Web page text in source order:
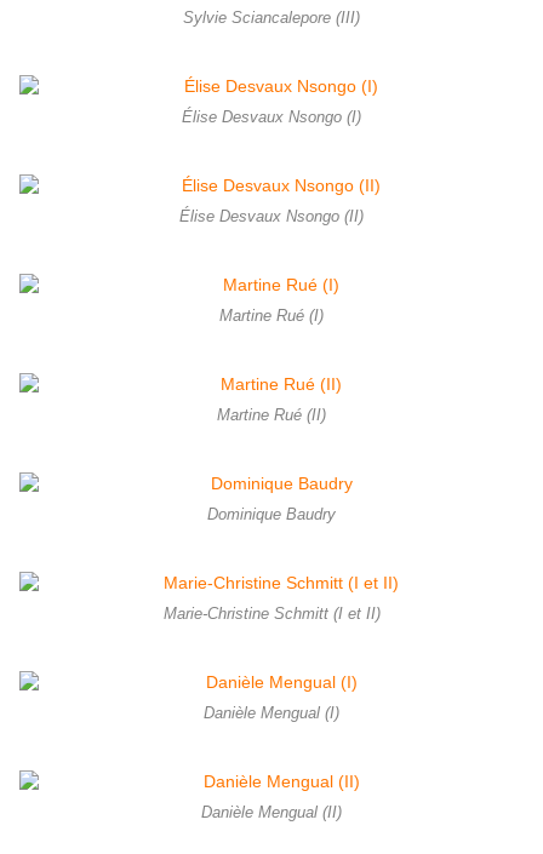
Sylvie Sciancalepore (III)
Élise Desvaux Nsongo (I)
Élise Desvaux Nsongo (II)
Martine Rué (I)
Martine Rué (II)
Dominique Baudry
Marie-Christine Schmitt (I et II)
Danièle Mengual (I)
Danièle Mengual (II)